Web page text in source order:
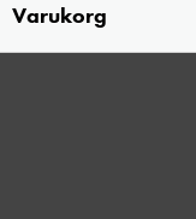
Varukorg